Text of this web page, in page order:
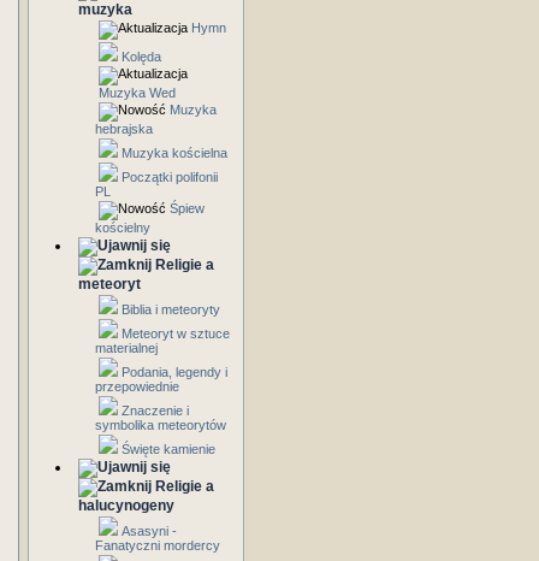
muzyka
Hymn
Kolęda
Muzyka Wed
Muzyka
hebrajska
Muzyka kościelna
Początki polifonii
PL
Śpiew
kościelny
Religie a
meteoryt
Biblia i meteoryty
Meteoryt w sztuce
materialnej
Podania, legendy i
przepowiednie
Znaczenie i
symbolika meteorytów
Święte kamienie
Religie a
halucynogeny
Asasyni -
Fanatyczni mordercy